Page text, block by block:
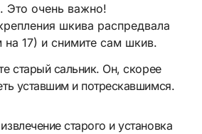
Это очень важно!
шкива распредвала
17) и снимите сам шкив.
старый сальник. Он, скорее
уставшим и потрескавшимся.
старого и установка